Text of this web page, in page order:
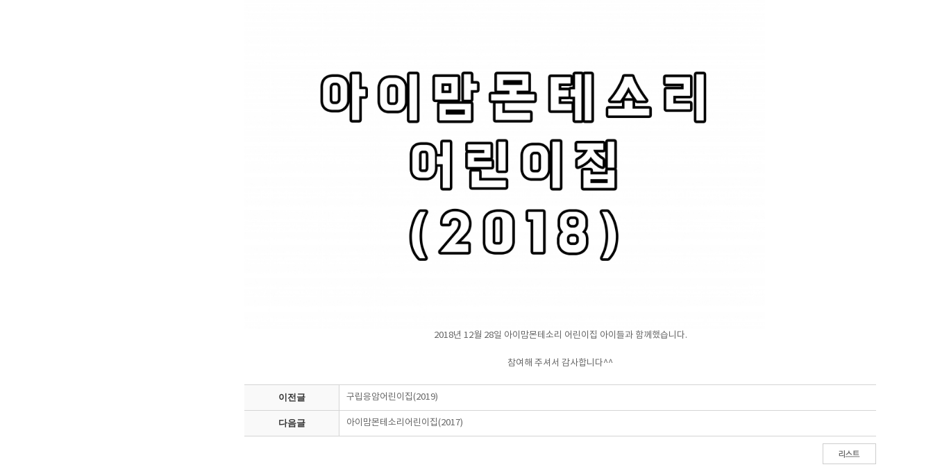
2018년 12월 28일 아이맘몬테소리 어린이집 아이들과 함께했습니다.
참여해 주셔서 감사합니다^^
이전글 구립응암어린이집(2019)
다음글 아이맘몬테소리어린이집(2017)